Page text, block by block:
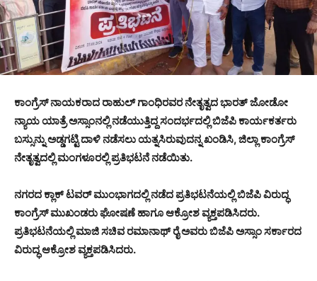
ಕಾಂಗ್ರೆಸ್ ನಾಯಕರಾದ ರಾಹುಲ್ ಗಾಂಧಿರವರ ನೇತೃತ್ವದ ಭಾರತ್ ಜೋಡೋ
ನ್ಯಾಯ ಯಾತ್ರೆ ಅಸ್ಸಾಂನಲ್ಲಿ ನಡೆಯುತ್ತಿದ್ದ ಸಂದರ್ಭದಲ್ಲಿ ಬಿಜೆಪಿ ಕಾರ್ಯಕರ್ತರು
ಬಸ್ಸುನ್ನು ಅಡ್ಡಗಟ್ಟಿ ದಾಳಿ ನಡೆಸಲು ಯತ್ನಸಿರುವುದನ್ನ ಖಂಡಿಸಿ, ಜಿಲ್ಲಾ ಕಾಂಗ್ರೆಸ್
ನೇತೃತ್ವದಲ್ಲಿ ಮಂಗಳೂರಲ್ಲಿ ಪ್ರತಿಭಟನೆ ನಡೆಯಿತು.
ನಗರದ ಕ್ಲಾಕ್ ಟವರ್ ಮುಂಭಾಗದಲ್ಲಿ ನಡೆದ ಪ್ರತಿಭಟನೆಯಲ್ಲಿ ಬಿಜೆಪಿ ವಿರುದ್ಧ
ಕಾಂಗ್ರೆಸ್ ಮುಖಂಡರು ಘೋಷಣೆ ಹಾಗೂ ಆಕ್ರೋಶ ವ್ಯಕ್ತಪಡಿಸಿದರು.
ಪ್ರತಿಭಟನೆಯಲ್ಲಿ ಮಾಜಿ ಸಚಿವ ರಮಾನಾಥ್ ರೈ ಅವರು ಬಿಜೆಪಿ ಅಸ್ಸಾಂ ಸರ್ಕಾರದ
ವಿರುದ್ಧ ಆಕ್ರೋಶ ವ್ಯಕ್ತಪಡಿಸಿದರು.